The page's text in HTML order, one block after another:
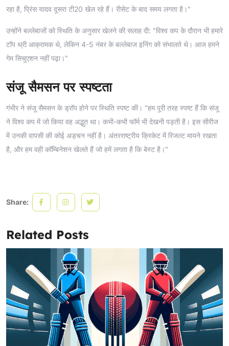
रहा है, प्रिंस यादव दूसरा टी20 खेल रहे हैं। रीसेट के बाद समय लगता है।"
उन्होंने बल्लेबाजों को स्थिति के अनुसार खेलने की सलाह दी: "विश्व कप के दौरान भी हमारे
टॉप थ्री आक्रामक थे, लेकिन 4-5 नंबर के बल्लेबाज इनिंग को संभालते थे। आज हमने
गेम सिचुएशन नहीं पढ़ा।"
संजू सैमसन पर स्पष्टता
गंभीर ने संजू सैमसन के ड्रॉप होने पर स्थिति स्पष्ट की। "हम पूरी तरह स्पष्ट हैं कि संजू
ने विश्व कप में जो किया वह अद्भुत था। कभी-कभी फॉर्म भी देखनी पड़ती है। इस सीरीज
में उनकी वापसी की कोई अड़चन नहीं है। अंतरराष्ट्रीय क्रिकेट में रिजल्ट मायने रखता
है, और हम वही कॉम्बिनेशन खेलते हैं जो हमें लगता है कि बेस्ट है।"
Share:
Related Posts